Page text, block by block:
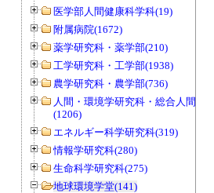
医学部人間健康科学科(19)
附属病院(1672)
薬学研究科・薬学部(210)
工学研究科・工学部(1938)
農学研究科・農学部(736)
人間・環境学研究科・総合人間学部
(1206)
エネルギー科学研究科(319)
情報学研究科(280)
生命科学研究科(275)
地球環境学堂(141)